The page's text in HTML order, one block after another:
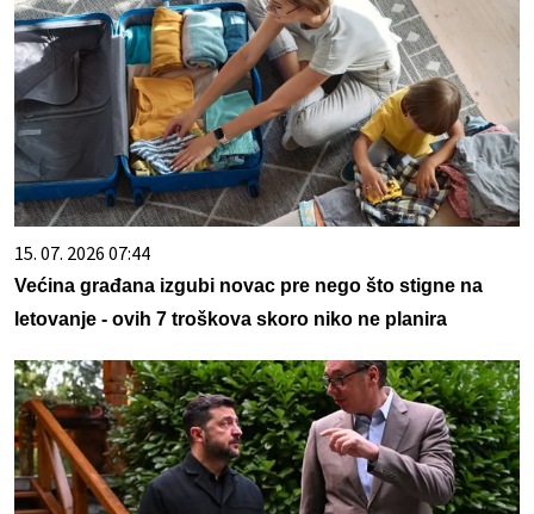
15. 07. 2026 07:44
Većina građana izgubi novac pre nego što stigne na
letovanje - ovih 7 troškova skoro niko ne planira